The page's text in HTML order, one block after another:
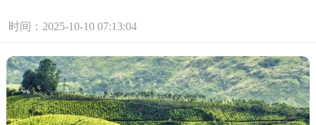
时间：2025-10-10 07:13:04